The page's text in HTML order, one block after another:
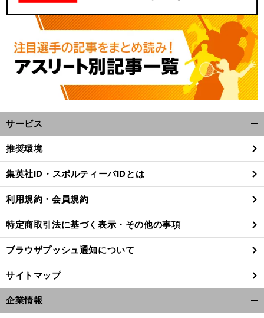
サービス
閉
る
推奨環境
集英社ID・スポルティーバIDとは
利用規約・会員規約
特定商取引法に基づく表示・その他の事項
ブラウザプッシュ通知について
サイトマップ
企業情報